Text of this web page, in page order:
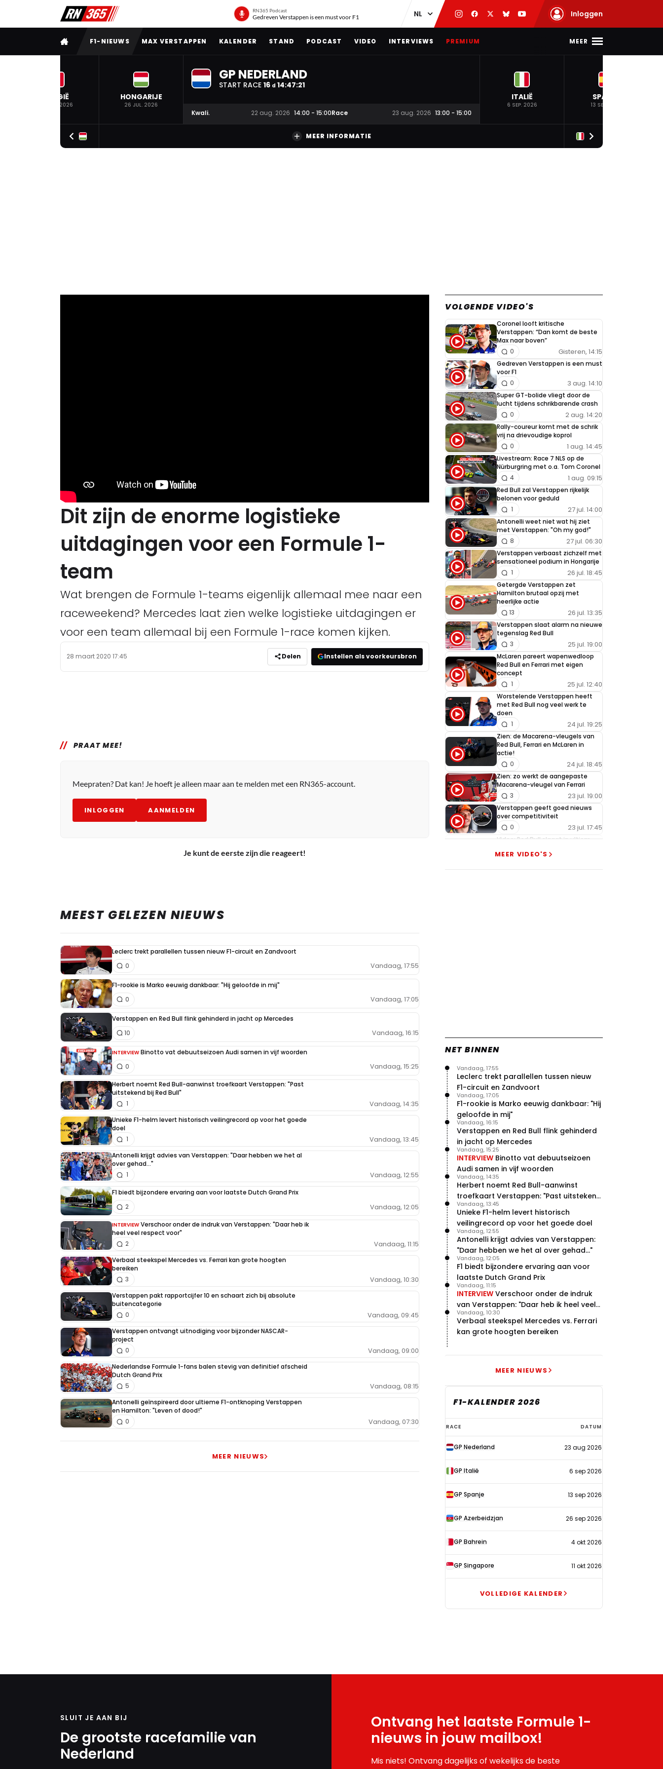
RN365 Podcast
Gedreven Verstappen is een must voor F1 Inloggen
VOLLEDIG MENU
F1-NIEUWS MAX VERSTAPPEN KALENDER STAND PODCAST VIDEO INTERVIEWS PREMIUM MEER
BELGIË
19 JUL. 2026
HONGARIJE
26 JUL. 2026
GP NEDERLAND
START RACE 16 d 14:47:20
Kwali. 22 aug. 2026 14:00 - 15:00Race 23 aug. 2026 13:00 - 15:00
ITALIË
6 SEP. 2026
SPANJE
13 SEP. 2026
MEER INFORMATIE
Dit zijn de enorme logistieke
uitdagingen voor een Formule 1-
team
Wat brengen de Formule 1-teams eigenlijk allemaal mee naar een
raceweekend? Mercedes laat zien welke logistieke uitdagingen er
voor een team allemaal bij een Formule 1-race komen kijken.
28 maart 2020 17:45 Delen Instellen als voorkeursbron
PRAAT MEE!
Meepraten? Dat kan! Je hoeft je alleen maar aan te melden met een RN365-account.
INLOGGEN AANMELDEN
Je kunt de eerste zijn die reageert!
VOLGENDE VIDEO'S
Coronel looft kritische
Verstappen: “Dan komt de beste
Max naar boven”
Gisteren, 14:15
0
Gedreven Verstappen is een must
voor F1
3 aug. 14:10
0
Super GT-bolide vliegt door de
lucht tijdens schrikbarende crash
2 aug. 14:20
0
Rally-coureur komt met de schrik
vrij na drievoudige koprol
1 aug. 14:45
0
Livestream: Race 7 NLS op de
Nürburgring met o.a. Tom Coronel
1 aug. 09:15
4
Red Bull zal Verstappen rijkelijk
belonen voor geduld
27 jul. 14:00
1
Antonelli weet niet wat hij ziet
met Verstappen: "Oh my god!"
27 jul. 06:30
8
Verstappen verbaast zichzelf met
sensationeel podium in Hongarije
26 jul. 18:45
1
Getergde Verstappen zet
Hamilton brutaal opzij met
heerlijke actie
26 jul. 13:35
13
Verstappen slaat alarm na nieuwe
tegenslag Red Bull
25 jul. 19:00
3
McLaren pareert wapenwedloop
Red Bull en Ferrari met eigen
concept
25 jul. 12:40
1
Worstelende Verstappen heeft
met Red Bull nog veel werk te
doen
24 jul. 19:25
1
Zien: de Macarena-vleugels van
Red Bull, Ferrari en McLaren in
actie!
24 jul. 18:45
0
Zien: zo werkt de aangepaste
Macarena-vleugel van Ferrari
23 jul. 19:00
3
Verstappen geeft goed nieuws
over competitiviteit
23 jul. 17:45
0
Video: Red Bull slaagt in ultiem
Verstappen
22 jul. 07:30
MEER VIDEO'S
MEEST GELEZEN NIEUWS
Leclerc trekt parallellen tussen nieuw F1-circuit en Zandvoort
Vandaag, 17:55
0
F1-rookie is Marko eeuwig dankbaar: "Hij geloofde in mij"
Vandaag, 17:05
0
Verstappen en Red Bull flink gehinderd in jacht op Mercedes
Vandaag, 16:15
10
INTERVIEW Binotto vat debuutseizoen Audi samen in vijf woorden
Vandaag, 15:25
0
Herbert noemt Red Bull-aanwinst troefkaart Verstappen: "Past
uitstekend bij Red Bull"
Vandaag, 14:35
1
Unieke F1-helm levert historisch veilingrecord op voor het goede
doel
Vandaag, 13:45
1
Antonelli krijgt advies van Verstappen: "Daar hebben we het al
over gehad..."
Vandaag, 12:55
1
F1 biedt bijzondere ervaring aan voor laatste Dutch Grand Prix
Vandaag, 12:05
2
INTERVIEW Verschoor onder de indruk van Verstappen: "Daar heb ik
heel veel respect voor"
Vandaag, 11:15
2
Verbaal steekspel Mercedes vs. Ferrari kan grote hoogten
bereiken
Vandaag, 10:30
3
Verstappen pakt rapportcijfer 10 en schaart zich bij absolute
buitencategorie
Vandaag, 09:45
0
Verstappen ontvangt uitnodiging voor bijzonder NASCAR-
project
Vandaag, 09:00
0
Nederlandse Formule 1-fans balen stevig van definitief afscheid
Dutch Grand Prix
Vandaag, 08:15
5
Antonelli geïnspireerd door ultieme F1-ontknoping Verstappen
en Hamilton: "Leven of dood!"
Vandaag, 07:30
0
MEER NIEUWS
NET BINNEN
Leclerc trekt parallellen tussen nieuw
F1-circuit en Zandvoort
Vandaag, 17:55
F1-rookie is Marko eeuwig dankbaar: "Hij
geloofde in mij"
Vandaag, 17:05
Verstappen en Red Bull flink gehinderd
in jacht op Mercedes
Vandaag, 16:15
INTERVIEW Binotto vat debuutseizoen
Audi samen in vijf woorden
Vandaag, 15:25
Herbert noemt Red Bull-aanwinst
troefkaart Verstappen: "Past uitstekend
bij Red Bull"
Vandaag, 14:35
Unieke F1-helm levert historisch
veilingrecord op voor het goede doel
Vandaag, 13:45
Antonelli krijgt advies van Verstappen:
"Daar hebben we het al over gehad..."
Vandaag, 12:55
F1 biedt bijzondere ervaring aan voor
laatste Dutch Grand Prix
Vandaag, 12:05
INTERVIEW Verschoor onder de indruk
van Verstappen: "Daar heb ik heel veel
respect voor"
Vandaag, 11:15
Verbaal steekspel Mercedes vs. Ferrari
kan grote hoogten bereiken
Vandaag, 10:30
MEER NIEUWS
F1-KALENDER 2026
F1-
kalender
2026
RACE DATUM
GP Nederland 23 aug 2026
GP Italië 6 sep 2026
GP Spanje 13 sep 2026
GP Azerbeidzjan 26 sep 2026
GP Bahrein 4 okt 2026
GP Singapore 11 okt 2026
VOLLEDIGE KALENDER
SLUIT JE AAN BIJ
De grootste racefamilie van
Nederland
Ontvang het laatste Formule 1-
nieuws in jouw mailbox!
Mis niets! Ontvang dagelijks of wekelijks de beste